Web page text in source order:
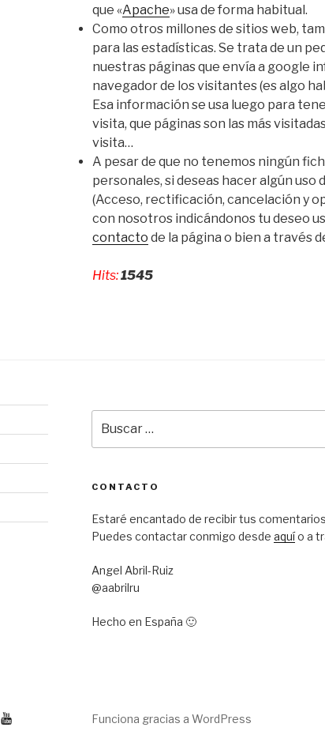
que «Apache» usa de forma habitual.
Como otros millones de sitios web,
para las estadísticas. Se trata de un
nuestras páginas que envía a google
navegador de los visitantes (es algo
Esa información se usa luego para
visita, que páginas son las más
visita…
A pesar de que no tenemos ningún
personales, si deseas hacer algún uso
(Acceso, rectificación, cancelación y
con nosotros indicándonos tu deseo
contacto de la página o bien a través
Hits:1545
por:
CONTACTO
Estaré encantado de recibir tus
Puedes contactar conmigo desde aquío a
Angel Abril-Ruiz
@aabrilru
Hecho en España 🙂
Funciona gracias a WordPress